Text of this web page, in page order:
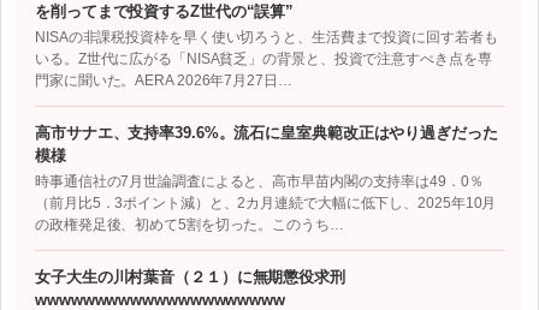
を削ってまで投資するZ世代の“誤算”
NISAの非課税投資枠を早く使い切ろうと、生活費まで投資に回す若者も
いる。Z世代に広がる「NISA貧乏」の背景と、投資で注意すべき点を専
門家に聞いた。AERA 2026年7月27日…
高市サナエ、支持率39.6%。流石に皇室典範改正はやり過ぎだった
模様
時事通信社の7月世論調査によると、高市早苗内閣の支持率は49．0％
（前月比5．3ポイント減）と、2カ月連続で大幅に低下し、2025年10月
の政権発足後、初めて5割を切った。このうち…
女子大生の川村葉音（２１）に無期懲役求刑
wwwwwwwwwwwwwwwwwwwww